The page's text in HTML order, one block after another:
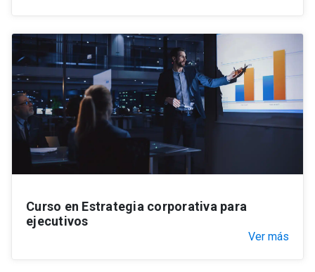
Curso en Estrategia corporativa para
ejecutivos
Ver más